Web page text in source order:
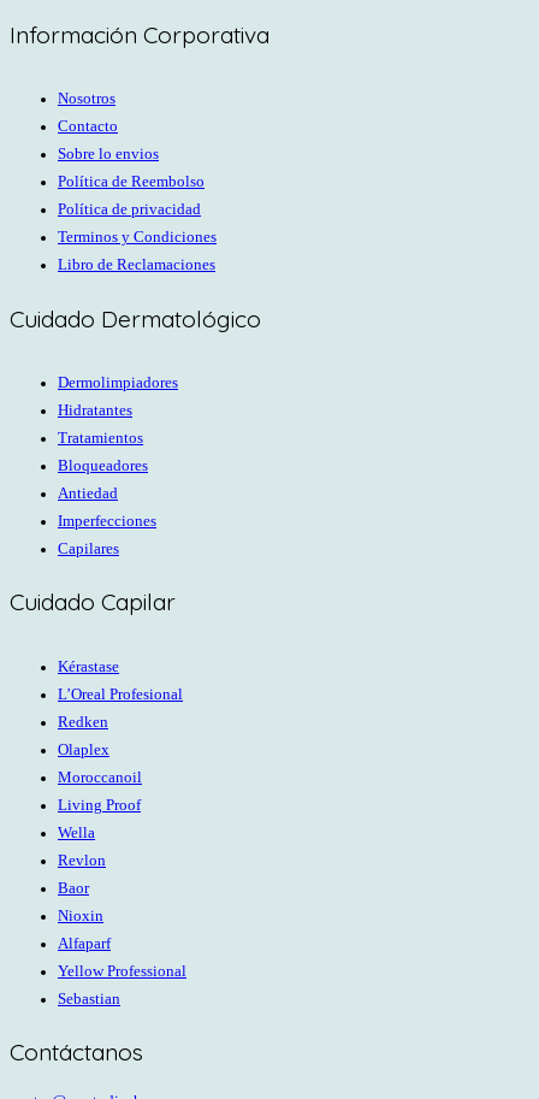
Información Corporativa
Nosotros
Contacto
Sobre lo envios
Política de Reembolso
Política de privacidad
Terminos y Condiciones
Libro de Reclamaciones
Cuidado Dermatológico
Dermolimpiadores
Hidratantes
Tratamientos
Bloqueadores
Antiedad
Imperfecciones
Capilares
Cuidado Capilar
Kérastase
L’Oreal Profesional
Redken
Olaplex
Moroccanoil
Living Proof
Wella
Revlon
Baor
Nioxin
Alfaparf
Yellow Professional
Sebastian
Contáctanos